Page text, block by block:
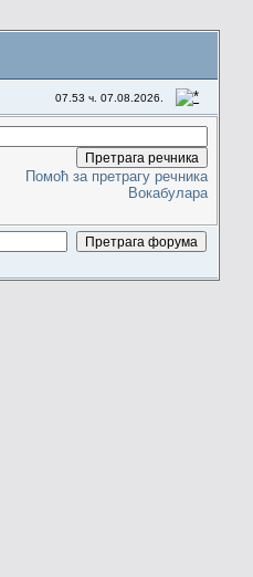
07.53 ч. 07.08.2026.
Помоћ за претрагу речника
Вокабулара